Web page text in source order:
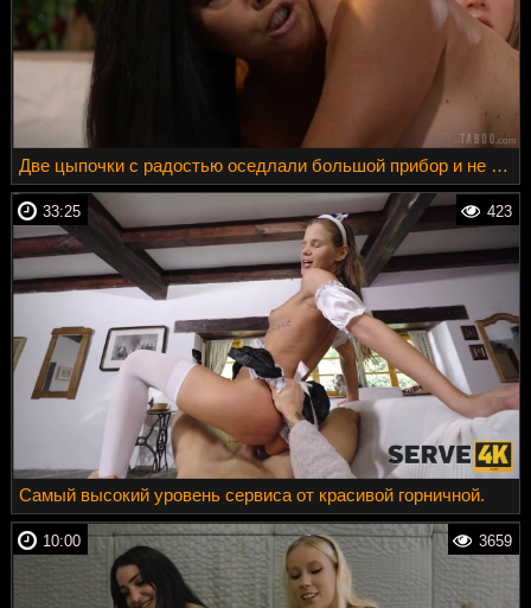
Две цыпочки с радостью оседлали большой прибор и не жалеют об этом
423
33:25
Самый высокий уровень сервиса от красивой горничной.
3659
10:00